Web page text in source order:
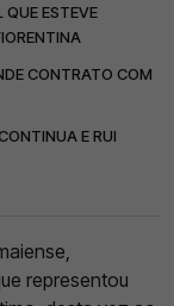
QUE ESTEVE
CONTRATO COM
E RUI
representou